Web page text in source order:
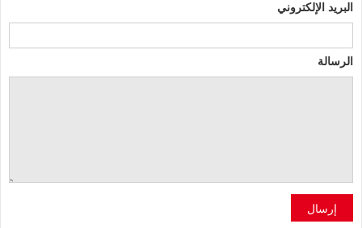
البريد الإلكتروني
الرسالة
إرسال